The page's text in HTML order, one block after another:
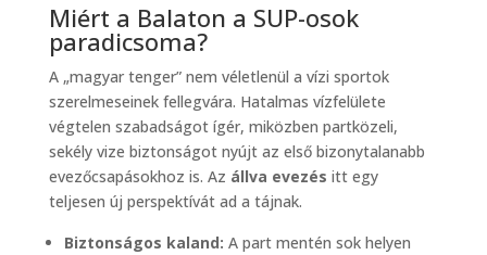
Miért a Balaton a SUP-osok
paradicsoma?
A „magyar tenger” nem véletlenül a vízi sportok
szerelmeseinek fellegvára. Hatalmas vízfelülete
végtelen szabadságot ígér, miközben partközeli,
sekély vize biztonságot nyújt az első bizonytalanabb
evezőcsapásokhoz is. Az állva evezés itt egy
teljesen új perspektívát ad a tájnak.
Biztonságos kaland: A part mentén sok helyen